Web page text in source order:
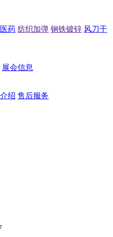
药 纺织加弹 钢铁镀锌 风刀干
展会信息
绍 售后服务